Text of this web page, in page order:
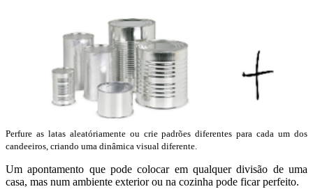
Perfure as latas aleatóriamente ou crie padrões diferentes para cada um dos
candeeiros, criando uma dinâmica visual diferente.
Um apontamento que pode colocar em qualquer divisão de uma
casa, mas num ambiente exterior ou na cozinha pode ficar perfeito.